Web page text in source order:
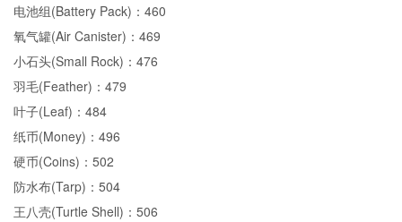
电池组(Battery Pack)：460
氧气罐(Air Canister)：469
小石头(Small Rock)：476
羽毛(Feather)：479
叶子(Leaf)：484
纸币(Money)：496
硬币(Coins)：502
防水布(Tarp)：504
王八壳(Turtle Shell)：506